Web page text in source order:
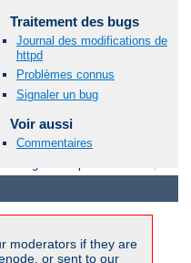
Traitement des bugs
Journal des modifications de
httpd
Problèmes connus
Signaler un bug
Voir aussi
Commentaires
moderators if they are
or sent to our